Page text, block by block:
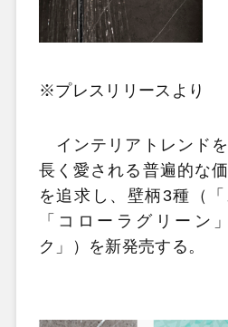
※プレスリリースより
インテリアトレンドを
長く愛される普遍的な
を追求し、壁柄3種（「
「コローラグリーン
ク」）を新発売する。